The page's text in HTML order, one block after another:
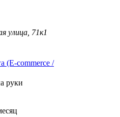
улица, 71к1
(E-commerce /
руки